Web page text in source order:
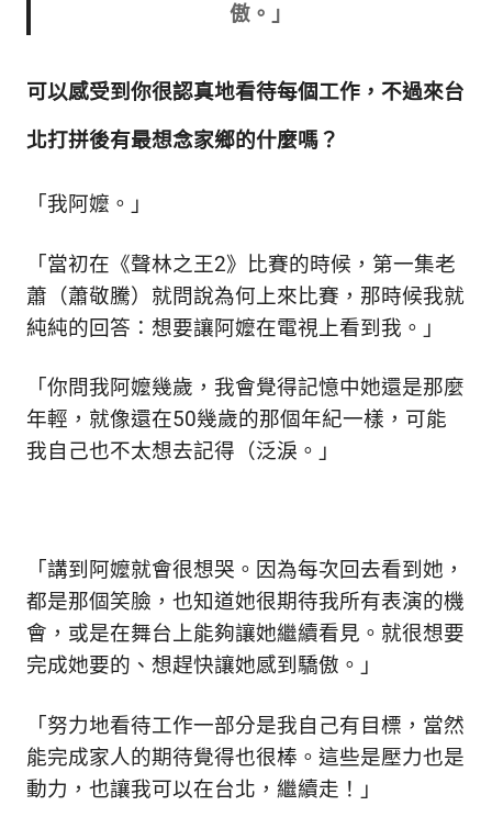
傲。」
可以感受到你很認真地看待每個工作，不過來台
北打拼後有最想念家鄉的什麼嗎？
「我阿嬤。 」
「當初在《聲林之王2》比賽的時候，第一集老
蕭（蕭敬騰）就問說為何上來比賽，那時候我就
純純的回答：想要讓阿嬤在電視上看到我。 」
「你問我阿嬤幾歲，我會覺得記憶中她還是那麼
年輕，就像還在50幾歲的那個年紀一樣，可能
我自己也不太想去記得（泛淚。 」
「講到阿嬤就會很想哭。因為每次回去看到她，
都是那個笑臉，也知道她很期待我所有表演的機
會，或是在舞台上能夠讓她繼續看見。就很想要
完成她要的、想趕快讓她感到驕傲。 」
「努力地看待工作一部分是我自己有目標，當然
能完成家人的期待覺得也很棒。這些是壓力也是
動力，也讓我可以在台北，繼續走！」